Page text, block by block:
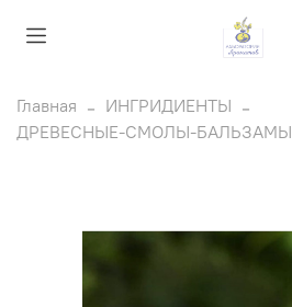
Главная
ИНГРИДИЕНТЫ
ДРЕВЕСНЫЕ-СМОЛЫ-БАЛЬЗАМЫ